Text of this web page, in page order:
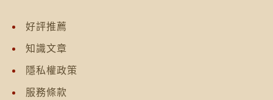
好評推薦
知識文章
隱私權政策
服務條款